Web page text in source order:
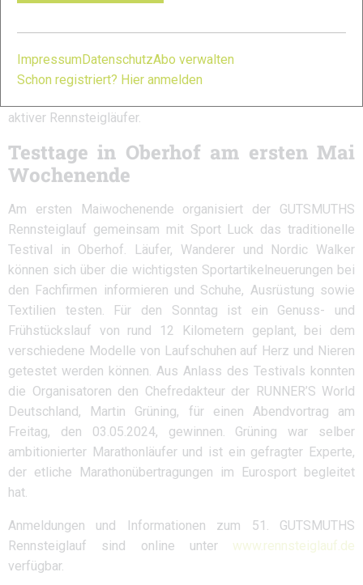
den Rennsteiglauf erst, wenn man aktiv teilgenommen hat
oder in der Organisation hilft. Wir wollen die jüngere
Generation an den Rennsteiglauf heranführen.“, berichtet
aktiver Rennsteigläufer.
Testtage in Oberhof am ersten Mai
Wochenende
Am ersten Maiwochenende organisiert der GUTSMUTHS
Rennsteiglauf gemeinsam mit Sport Luck das traditionelle
Testival in Oberhof. Läufer, Wanderer und Nordic Walker
können sich über die wichtigsten Sportartikelneuerungen bei
den Fachfirmen informieren und Schuhe, Ausrüstung sowie
Textilien testen. Für den Sonntag ist ein Genuss- und
Frühstückslauf von rund 12 Kilometern geplant, bei dem
verschiedene Modelle von Laufschuhen auf Herz und Nieren
getestet werden können. Aus Anlass des Testivals konnten
die Organisatoren den Chefredakteur der RUNNER’S World
Deutschland, Martin Grüning, für einen Abendvortrag am
Freitag, den 03.05.2024, gewinnen. Grüning war selber
ambitionierter Marathonläufer und ist ein gefragter Experte,
der etliche Marathonübertragungen im Eurosport begleitet
hat.
Anmeldungen und Informationen zum 51. GUTSMUTHS
Rennsteiglauf sind online unter www.rennsteiglauf.de
verfügbar.
ImpressumDatenschutzAbo verwalten
Schon registriert? Hier anmelden